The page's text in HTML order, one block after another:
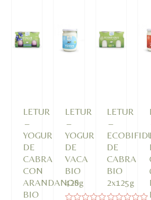
LETUR
–
YOGUR
DE
CABRA
CON
ARANDANOS
BIO
LETUR
–
YOGUR
DE
VACA
BIO
420g
LETUR
–
DE
CABRA
BIO
2x125g